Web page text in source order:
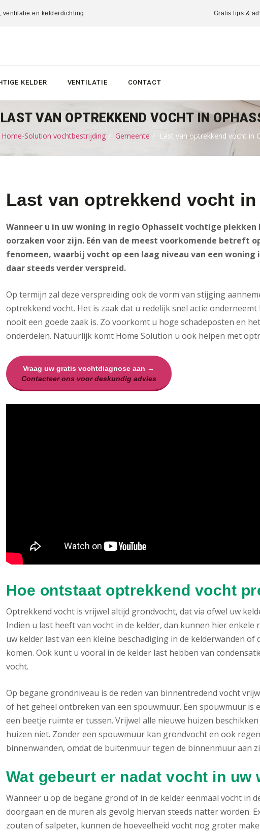
ventilatie en kelderdichting Gratis tips &
KELDER VENTILATIE CONTACT
LAST VAN OPTREKKEND VOCHT IN
Home-Solution vochtbestrijding Gemeente Last van optrekkend vocht in
Last van optrekkend vocht
Wanneer u in uw woning in regio Ophasselt vochtige
oorzaken voor zijn. Eén van de meest voorkomende betreft
fenomeen, waarbij vocht op een laag niveau van een
daar steeds verder verspreid.
Op termijn zal deze verspreiding ook de vorm van stijging
optrekkend vocht. Het is zaak dat u redelijk snel actie
nooit een goede zaak is. Zo voorkomt u hoge schadeposten en
onderdelen. Natuurlijk komt Home Solution u ook helpen met
Vraag uw gratis vochtdiagnose aan →
Contacteer ons voor deskundig advies
Hoe ontstaat optrekkend vocht
Optrekkend vocht is vrijwel altijd grondvocht, dat via ofwel uw
Indien u last heeft van vocht in de kelder, dan kunnen hier
uw kelder last van een kleine beschadiging in de kelderwanden
komen. Ook kunt u vooral in de kelder last hebben van
vocht.
Op begane grondniveau is de reden van binnentredend vocht
of het geheel ontbreken van een spouwmuur. Een spouwmuur is
een beetje ruimte er tussen. Vrijwel alle nieuwe huizen
huizen niet. Zonder een spouwmuur kan grondvocht en ook
binnenwanden, omdat de buitenmuur tegen de binnenmuur aan
Wat gebeurt er nadat vocht in uw
Wanneer u op de begane grond of in de kelder eenmaal vocht in
doorgaan en de muren als gevolg hiervan steeds natter worden.
zouten of salpeter, kunnen de hoeveelheid vocht nog groter